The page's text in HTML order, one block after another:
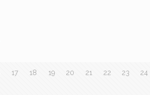
17 18 19 20 21 22 23 24